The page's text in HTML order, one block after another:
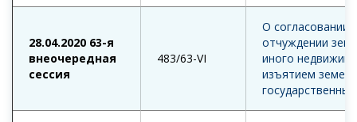
28.04.2020 63-я
внеочередная
сессия
483/63-VI
О согласовании
отчуждении
иного
изъятием